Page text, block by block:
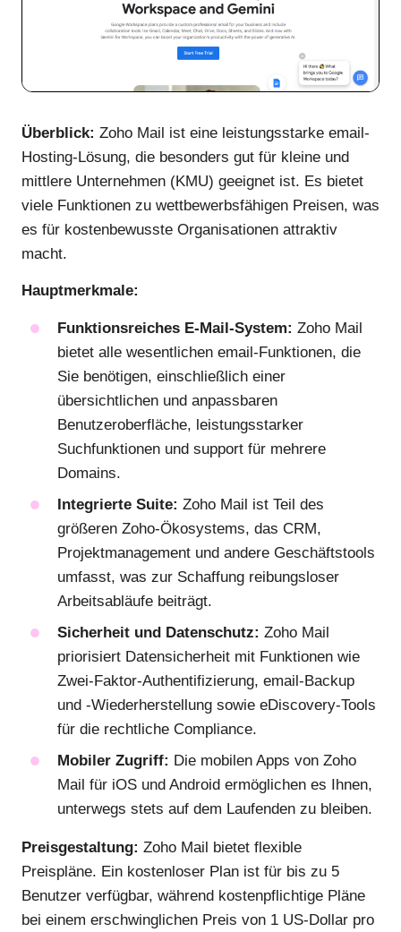
Überblick: Zoho Mail ist eine leistungsstarke email-
Hosting-Lösung, die besonders gut für kleine und
mittlere Unternehmen (KMU) geeignet ist. Es bietet
viele Funktionen zu wettbewerbsfähigen Preisen, was
es für kostenbewusste Organisationen attraktiv
macht.
Hauptmerkmale:
Funktionsreiches E-Mail-System: Zoho Mail
bietet alle wesentlichen email-Funktionen, die
Sie benötigen, einschließlich einer
übersichtlichen und anpassbaren
Benutzeroberfläche, leistungsstarker
Suchfunktionen und support für mehrere
Domains.
Integrierte Suite: Zoho Mail ist Teil des
größeren Zoho-Ökosystems, das CRM,
Projektmanagement und andere Geschäftstools
umfasst, was zur Schaffung reibungsloser
Arbeitsabläufe beiträgt.
Sicherheit und Datenschutz: Zoho Mail
priorisiert Datensicherheit mit Funktionen wie
Zwei-Faktor-Authentifizierung, email-Backup
und -Wiederherstellung sowie eDiscovery-Tools
für die rechtliche Compliance.
Mobiler Zugriff: Die mobilen Apps von Zoho
Mail für iOS und Android ermöglichen es Ihnen,
unterwegs stets auf dem Laufenden zu bleiben.
Preisgestaltung: Zoho Mail bietet flexible
Preispläne. Ein kostenloser Plan ist für bis zu 5
Benutzer verfügbar, während kostenpflichtige Pläne
bei einem erschwinglichen Preis von 1 US-Dollar pro